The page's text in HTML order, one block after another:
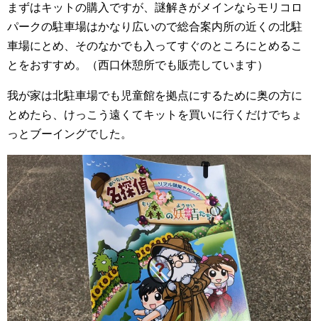
まずはキットの購入ですが、謎解きがメインならモリコロ
パークの駐車場はかなり広いので総合案内所の近くの北駐
車場にとめ、そのなかでも入ってすぐのところにとめるこ
とをおすすめ。（西口休憩所でも販売しています）
我が家は北駐車場でも児童館を拠点にするために奥の方に
とめたら、けっこう遠くてキットを買いに行くだけでちょ
っとブーイングでした。